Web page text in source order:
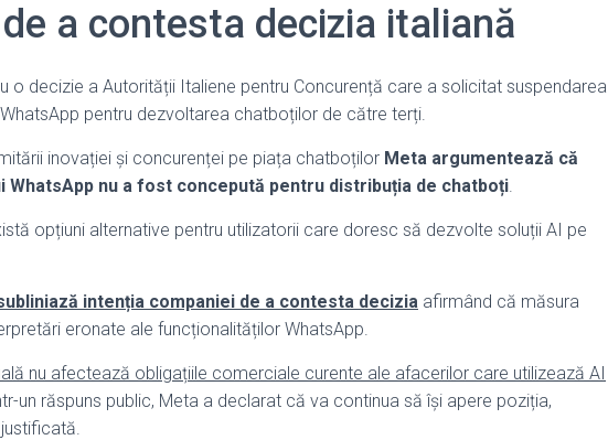
a contesta decizia italiană
o decizie a Autorității Italiene pentru Concurență care a solicitat suspendarea
pentru dezvoltarea chatboților de către terți.
inovației și concurenței pe piața chatboților Meta argumentează că
WhatsApp nu a fost concepută pentru distribuția de chatboți.
opțiuni alternative pentru utilizatorii care doresc să dezvolte soluții AI pe
intenția companiei de a contesta decizia afirmând că măsura
eronate ale funcționalităților WhatsApp.
nu afectează obligațiile comerciale curente ale afacerilor care utilizează AI
un răspuns public, Meta a declarat că va continua să își apere poziția,